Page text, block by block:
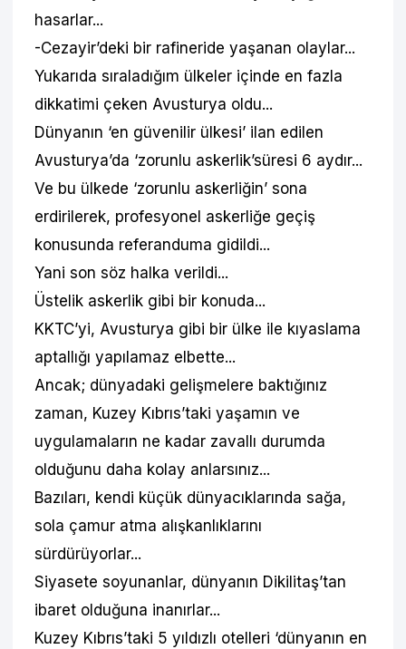
hasarlar...
-Cezayir’deki bir rafineride yaşanan olaylar...
Yukarıda sıraladığım ülkeler içinde en fazla
dikkatimi çeken Avusturya oldu...
Dünyanın ‘en güvenilir ülkesi’ ilan edilen
Avusturya’da ‘zorunlu askerlik’süresi 6 aydır...
Ve bu ülkede ‘zorunlu askerliğin’ sona
erdirilerek, profesyonel askerliğe geçiş
konusunda referanduma gidildi...
Yani son söz halka verildi...
Üstelik askerlik gibi bir konuda...
KKTC’yi, Avusturya gibi bir ülke ile kıyaslama
aptallığı yapılamaz elbette...
Ancak; dünyadaki gelişmelere baktığınız
zaman, Kuzey Kıbrıs’taki yaşamın ve
uygulamaların ne kadar zavallı durumda
olduğunu daha kolay anlarsınız...
Bazıları, kendi küçük dünyacıklarında sağa,
sola çamur atma alışkanlıklarını
sürdürüyorlar...
Siyasete soyunanlar, dünyanın Dikilitaş’tan
ibaret olduğuna inanırlar...
Kuzey Kıbrıs’taki 5 yıldızlı otelleri ‘dünyanın en